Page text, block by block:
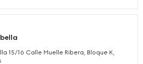
15/16 Calle Muelle Ribera, Bloque K,